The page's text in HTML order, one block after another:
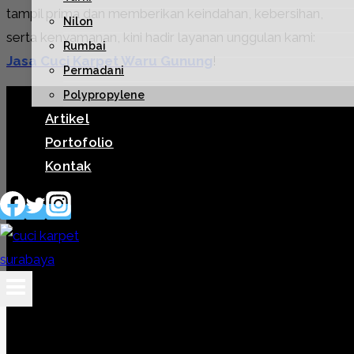
Nilon
Rumbai
Permadani
Polypropylene
Artikel
Portofolio
Kontak
tampil prima dan memberikan keindahan, kebersihan,
serta kenyamanan, kini hadir layanan unggulan kami:
Jasa Cuci Karpet Waru Gunung!